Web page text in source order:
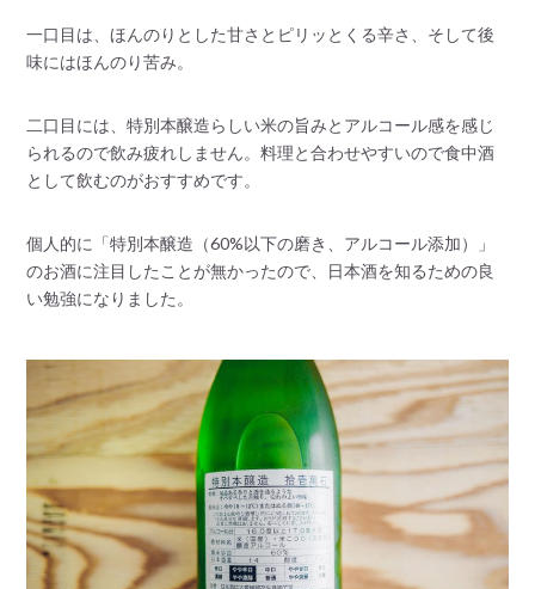
一口目は、ほんのりとした甘さとピリッとくる辛さ、そして後
味にはほんのり苦み。
二口目には、特別本醸造らしい米の旨みとアルコール感を感じ
られるので飲み疲れしません。料理と合わせやすいので食中酒
として飲むのがおすすめです。
個人的に「特別本醸造（60%以下の磨き、アルコール添加）」
のお酒に注目したことが無かったので、日本酒を知るための良
い勉強になりました。